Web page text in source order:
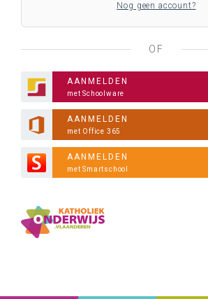
Nog geen account?
OF
AANMELDEN
met Schoolware
AANMELDEN
met Office 365
AANMELDEN
met Smartschool